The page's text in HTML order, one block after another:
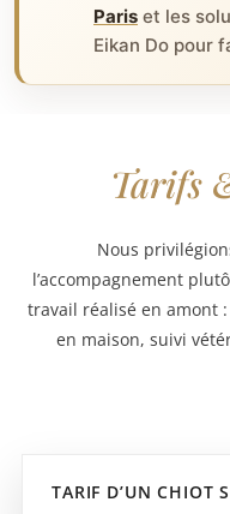
Paris et les
Eikan Do pour
Tarifs
Nous
l’accompagnement
travail réalisé en amont
en maison, suivi
TARIF D’UN CHIOT